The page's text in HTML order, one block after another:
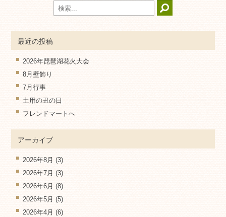
最近の投稿
2026年琵琶湖花火大会
8月壁飾り
7月行事
土用の丑の日
フレンドマートへ
アーカイブ
2026年8月 (3)
2026年7月 (3)
2026年6月 (8)
2026年5月 (5)
2026年4月 (6)